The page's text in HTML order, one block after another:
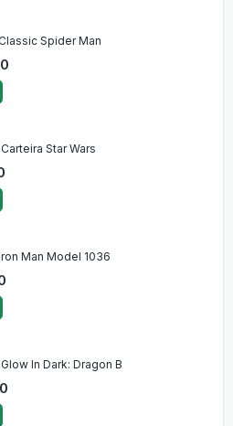
Spider Man
Star Wars
Man Model 1036
In Dark: Dragon B